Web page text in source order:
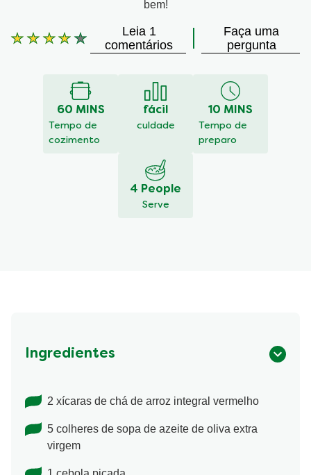
bem!
A
vermelho
Leia 1
comentários
Faça uma
pergunta
60 MINS
Tempo de
cozimento
fácil
culdade
10 MINS
Tempo de
preparo
4 People
Serve
Ingredientes
2 xícaras de chá de arroz integral vermelho
5 colheres de sopa de azeite de oliva extra
virgem